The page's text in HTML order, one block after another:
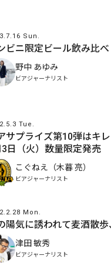
Sun.
ビニ限定ビール飲み比
野中 あゆみ
ビアジャーナリスト
Tue.
サプライズ第10弾はキ
3日（火）数量限定発売
こぐねえ（木暮 亮）
ビアジャーナリスト
Mon.
陽気に誘われて麦酒散
津田 敏秀
ビアジャーナリスト